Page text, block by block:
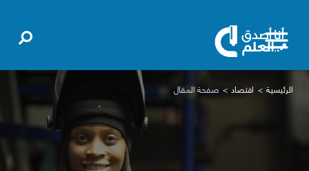
الرئيسية اقتصاد صفحة المقال